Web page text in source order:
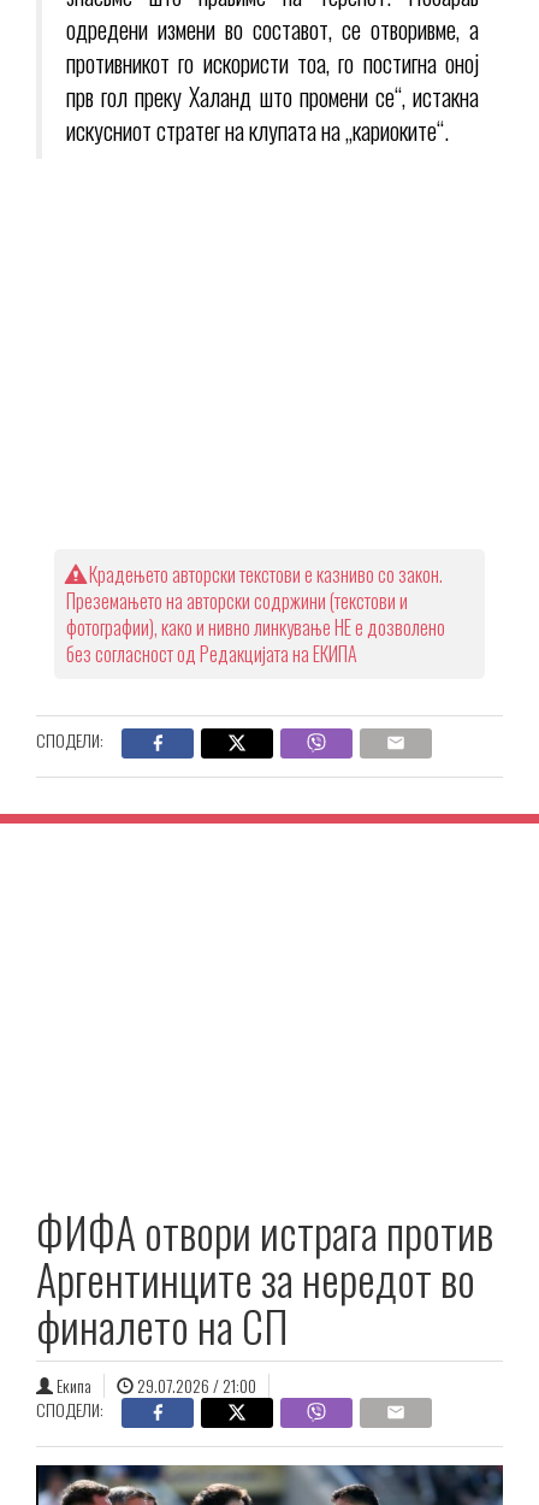
одредени измени во составот, се отворивме, а
противникот го искористи тоа, го постигна оној
прв гол преку Халанд што промени се“, истакна
искусниот стратег на клупата на „кариоките“.
Крадењето авторски текстови е казниво со закон.
Преземањето на авторски содржини (текстови и
фотографии), како и нивно линкување НЕ е дозволено
без согласност од Редакцијата на ЕКИПА
СПОДЕЛИ:
ФИФА отвори истрага против
Аргентинците за нередот во
финалето на СП
Екипа
29.07.2026 / 21:00
СПОДЕЛИ: